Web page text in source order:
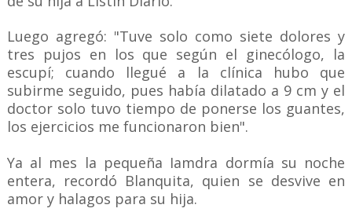
Luego agregó: "Tuve solo como siete dolores y
tres pujos en los que según el ginecólogo, la
escupí; cuando llegué a la clínica hubo que
subirme seguido, pues había dilatado a 9 cm y el
doctor solo tuvo tiempo de ponerse los guantes,
los ejercicios me funcionaron bien".
Ya al mes la pequeña Iamdra dormía su noche
entera, recordó Blanquita, quien se desvive en
amor y halagos para su hija.